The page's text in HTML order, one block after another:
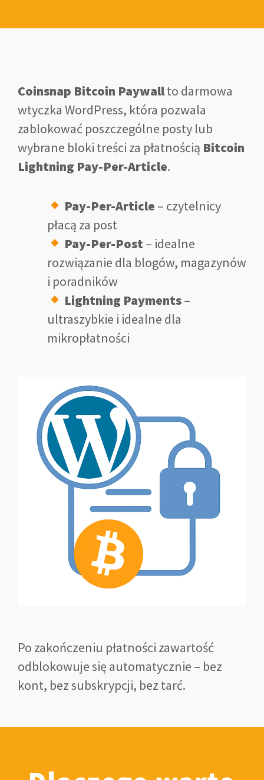
Coinsnap Bitcoin Paywallto darmowa
wtyczka WordPress, która pozwala
zablokować poszczególne posty lub
wybrane bloki treści za płatnością Bitcoin
Lightning Pay-Per-Article.
Pay-Per-Article – czytelnicy
płacą za post
Pay-Per-Post– idealne
rozwiązanie dla blogów, magazynów
i poradników
Lightning Payments–
ultraszybkie i idealne dla
mikropłatności
Po zakończeniu płatności zawartość
odblokowuje się automatycznie – bez
kont, bez subskrypcji, bez tarć.